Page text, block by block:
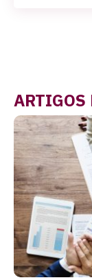
ARTIGOS